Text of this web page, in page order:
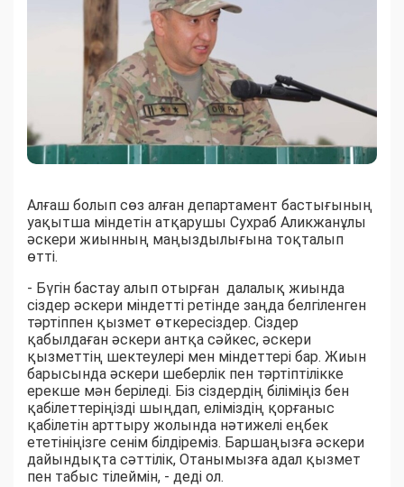
Алғаш болып сөз алған департамент бастығының
уақытша міндетін атқарушы Сухраб Аликжанұлы
әскери жиынның маңыздылығына тоқталып
өтті.
- Бүгін бастау алып отырған далалық жиында
сіздер әскери міндетті ретінде заңда белгіленген
тәртіппен қызмет өткересіздер. Сіздер
қабылдаған әскери антқа сәйкес, әскери
қызметтің шектеулері мен міндеттері бар. Жиын
барысында әскери шеберлік пен тәртіптілікке
ерекше мән беріледі. Біз сіздердің біліміңіз бен
қабілеттеріңізді шыңдап, еліміздің қорғаныс
қабілетін арттыру жолында нәтижелі еңбек
ететініңізге сенім білдіреміз. Баршаңызға әскери
дайындықта сәттілік, Отанымызға адал қызмет
пен табыс тілеймін, - деді ол.